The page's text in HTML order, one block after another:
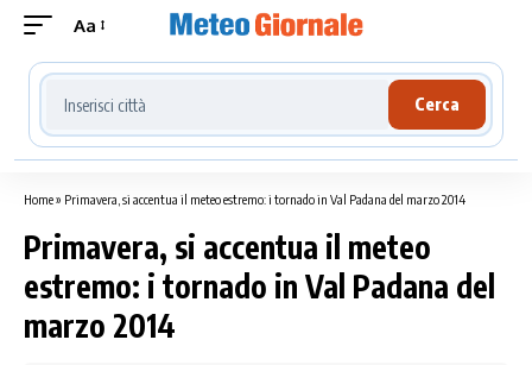
Aa
Cerca località meteo
Cerca
Home» Primavera, si accentua il meteo estremo: i tornado in Val Padana del marzo 2014
Primavera, si accentua il meteo
estremo: i tornado in Val Padana del
marzo 2014